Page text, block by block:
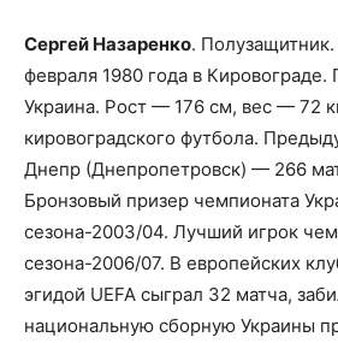
Сергей Назаренко.
февраля 1980 года в
Украина. Рост — 176 см, вес — 72
кировоградского футбола.
Днепр (Днепропетровск) — 266
Бронзовый призер чемпионата
сезона-2003/04. Лучший игрок
сезона-2006/07. В европейских
эгидой UEFA сыграл 32 матча,
национальную сборную Украины